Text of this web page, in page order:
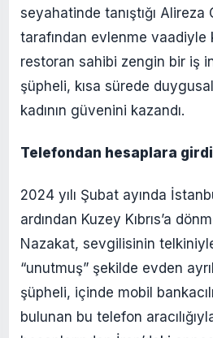
seyahatinde tanıştığı
tarafından evlenme vaadiyle
restoran sahibi zengin bir iş
şüpheli, kısa sürede
kadının güvenini kazandı.
Telefondan hesaplara girdi
2024 yılı Şubat ayında
ardından Kuzey Kıbrıs’a
Nazakat, sevgilisinin
“unutmuş” şekilde evden
şüpheli, içinde mobil
bulunan bu telefon